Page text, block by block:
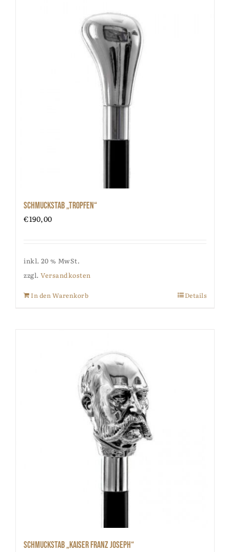
Schmuckstab „Tropfen“
€190,00
inkl. 20 % MwSt.
zzgl. Versandkosten
In den Warenkorb Details
Schmuckstab „Kaiser Franz Joseph“